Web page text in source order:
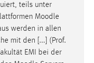
teils unter
Moodle
werden in allen
mit den [...] (Prof.
EMI bei der